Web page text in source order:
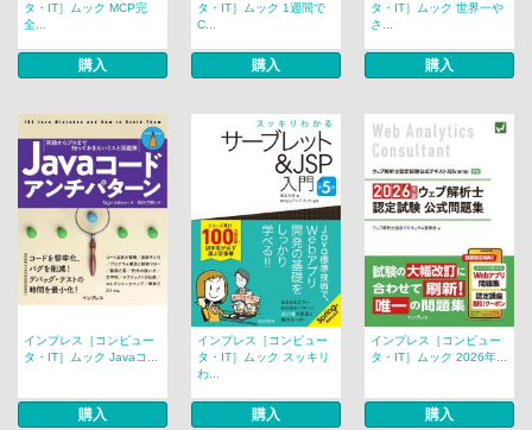
タ・IT］ムック MCP完
全...
購入
タ・IT］ムック 1週間で
C...
購入
タ・IT］ムック 世界一や
さ...
購入
インプレス［コンピュー
タ・IT］ムック Javaコ...
購入
インプレス［コンピュー
タ・IT］ムック スッキリ
わ...
購入
インプレス［コンピュー
タ・IT］ムック 2026年...
購入